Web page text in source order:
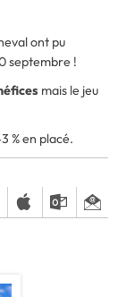
ont pu
septembre !
mais le jeu
% en placé.